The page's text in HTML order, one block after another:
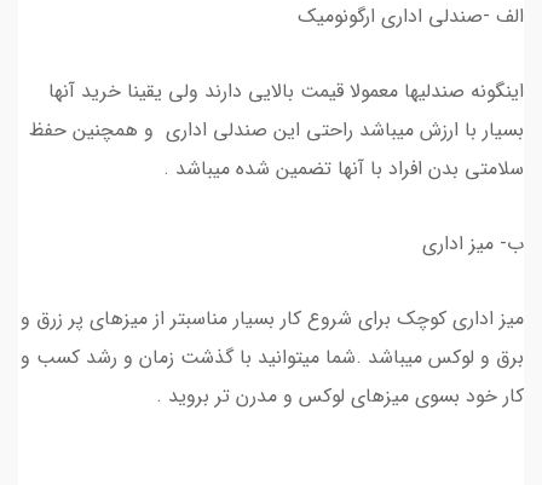
الف -صندلی اداری ارگونومیک
اینگونه صندلیها معمولا قیمت بالایی دارند ولی یقینا خرید آنها
بسیار با ارزش میباشد راحتی این صندلی اداری و همچنین حفظ
سلامتی بدن افراد با آنها تضمین شده میباشد .
ب- میز اداری
میز اداری کوچک برای شروع کار بسیار مناسبتر از میزهای پر زرق و
برق و لوکس میباشد .شما میتوانید با گذشت زمان و رشد کسب و
کار خود بسوی میزهای لوکس و مدرن تر بروید .